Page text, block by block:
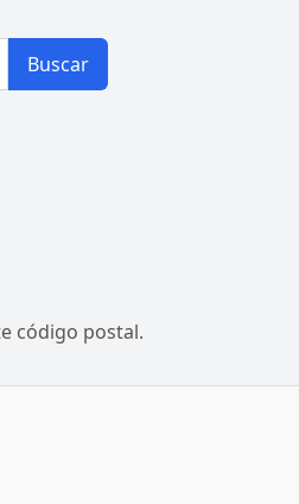
Buscar
código postal.